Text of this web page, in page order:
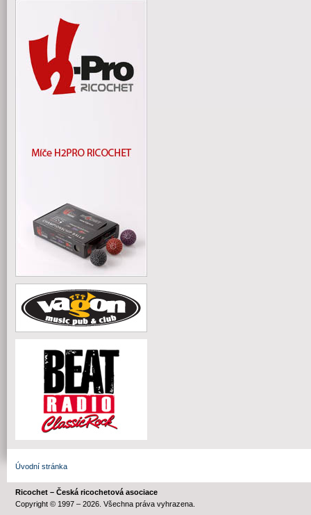
Úvodní stránka
Ricochet – Česká ricochetová asociace
Copyright © 1997 – 2026. Všechna práva vyhrazena.